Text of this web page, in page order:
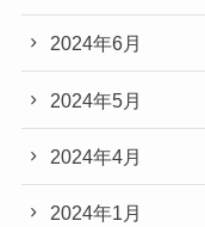
2024年6月
2024年5月
2024年4月
2024年1月